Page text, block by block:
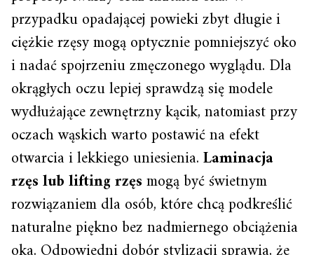
przypadku opadającej powieki zbyt długie i
ciężkie rzęsy mogą optycznie pomniejszyć oko
i nadać spojrzeniu zmęczonego wyglądu. Dla
okrągłych oczu lepiej sprawdzą się modele
wydłużające zewnętrzny kącik, natomiast przy
oczach wąskich warto postawić na efekt
otwarcia i lekkiego uniesienia.Laminacja
rzęs lub lifting rzęsmogą być świetnym
rozwiązaniem dla osób, które chcą podkreślić
naturalne piękno bez nadmiernego obciążenia